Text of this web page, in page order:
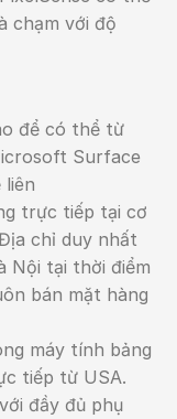
chạm với độ
để có thể từ
Surface
trực tiếp tại cơ
chỉ duy nhất
Nội tại thời điểm
bán mặt hàng
máy tính bảng
tiếp từ USA.
đầy đủ phụ